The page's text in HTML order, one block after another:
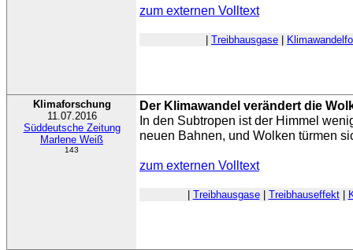
zum externen Volltext
Treibhausgase
Klimaforschung
11.07.2016
Süddeutsche Zeitung
Marlene Weiß
143
Der Klimawandel verändert die
In den Subtropen ist der Himmel
neuen Bahnen, und Wolken türmen
zum externen Volltext
Treibhausgase| Treibhauseffekt|